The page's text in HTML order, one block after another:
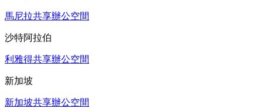
馬尼拉共享辦公空間
沙特阿拉伯
利雅得共享辦公空間
新加坡
新加坡共享辦公空間